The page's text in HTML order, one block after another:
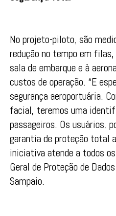
No projeto-piloto, são
redução no tempo em filas,
sala de embarque e à
custos de operação. “E
segurança aeroportuária.
facial, teremos uma
passageiros. Os usuários,
garantia de proteção total
iniciativa atende a todos
Geral de Proteção de
Sampaio.